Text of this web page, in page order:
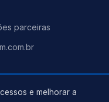
parceiras
e melhorar a